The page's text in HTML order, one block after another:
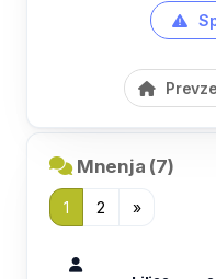
Mnenja (7)
1 2 »